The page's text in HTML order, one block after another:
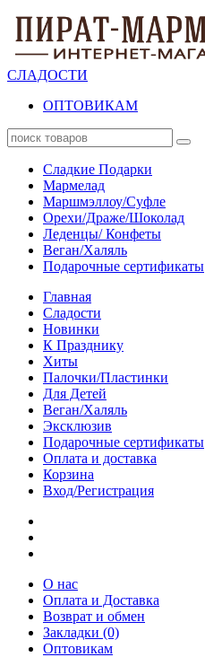
СЛАДОСТИ
ОПТОВИКАМ
Сладкие Подарки
Мармелад
Маршмэллоу/Суфле
Орехи/Драже/Шоколад
Леденцы/ Конфеты
Веган/Халяль
Подарочные сертификаты
Главная
Сладости
Новинки
К Празднику
Хиты
Палочки/Пластинки
Для Детей
Веган/Халяль
Эксклюзив
Подарочные сертификаты
Оплата и доставка
Корзина
Вход/Регистрация
О нас
Оплата и Доставка
Возврат и обмен
Закладки (0)
Оптовикам